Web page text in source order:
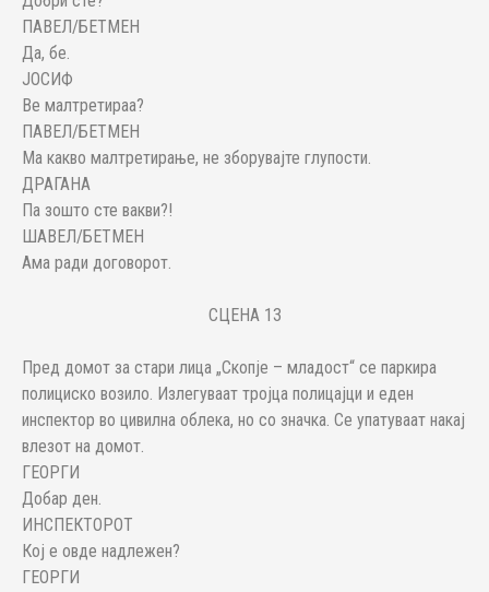
ПАВЕЛ/БЕТМЕН
Да, бе.
ЈОСИФ
Ве малтретираа?
ПАВЕЛ/БЕТМЕН
Ма какво малтретирање, не зборувајте глупости.
ДРАГАНА
Па зошто сте вакви?!
ШАВЕЛ/БЕТМЕН
Ама ради договорот.
СЦЕНА 13
Пред домот за стари лица „Скопје – младост“ се паркира
полициско возило. Излегуваат тројца полицајци и еден
инспектор во цивилна облека, но со значка. Се упатуваат накај
влезот на домот.
ГЕОРГИ
Добар ден.
ИНСПЕКТОРОТ
Кој е овде надлежен?
ГЕОРГИ